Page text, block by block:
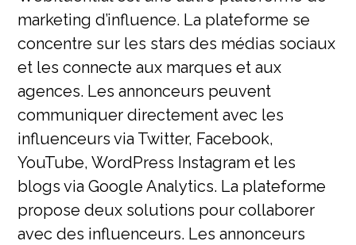
marketing d’influence. La plateforme se
concentre sur les stars des médias sociaux
et les connecte aux marques et aux
agences. Les annonceurs peuvent
communiquer directement avec les
influenceurs via Twitter, Facebook,
YouTube, WordPress Instagram et les
blogs via Google Analytics. La plateforme
propose deux solutions pour collaborer
avec des influenceurs. Les annonceurs